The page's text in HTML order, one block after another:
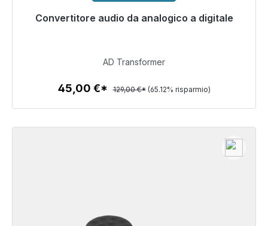
Convertitore audio da analogico a digitale
Pronto per la spedizione immediata, tempo di
45,00 €
Dettagli
AD Transformer
45,00 €* 129,00 €* (65.12% risparmio)